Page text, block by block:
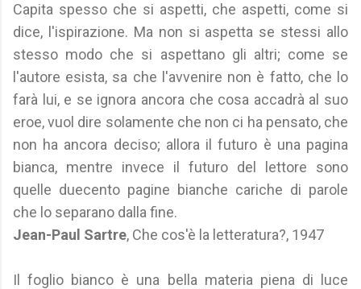
Capita spesso che si aspetti, che aspetti, come si
dice, l'ispirazione. Ma non si aspetta se stessi allo
stesso modo che si aspettano gli altri; come se
l'autore esista, sa che l'avvenire non è fatto, che lo
farà lui, e se ignora ancora che cosa accadrà al suo
eroe, vuol dire solamente che non ci ha pensato, che
non ha ancora deciso; allora il futuro è una pagina
bianca, mentre invece il futuro del lettore sono
quelle duecento pagine bianche cariche di parole
che lo separano dalla fine.
Jean-Paul Sartre, Che cos'è la letteratura?, 1947
Il foglio bianco è una bella materia piena di luce